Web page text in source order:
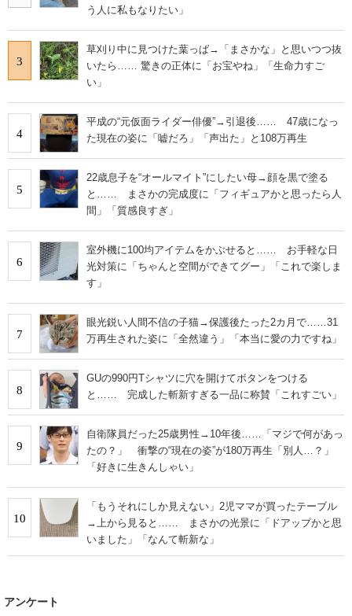
う人に私もなりたい」
3
草刈り中に見つけた葉っぱ→「まさかな」と思いつつ抜
いたら…… 驚きの正体に「お宝やね」「生命力すご
い」
4
平成の“元仮面ライダー俳優”→引退後…… 47歳になっ
た現在の姿に「嘘だろ」「声出た」と108万再生
5
22歳息子を“オールマイト”にしたい母→顔を黒で塗る
と…… まさかの完成度に「フィギュアかと思ったら人
間」「質感良すぎ」
6
室外機に100均アイテムをかぶせると…… お手軽な日
光対策に「ちゃんと空間ができてグー」「これで楽しま
す」
7
眼光鋭い人間不信の子猫→保護後たった2カ月で……31
万再生された姿に「全然違う」「本当に愛の力ですね」
8
GUの990円Tシャツに穴を開けてボタンをつける
と…… 完成した斬新すぎる一品に称賛「これすごい」
9
自衛隊員だった25歳男性→10年後……「マジで何があっ
たの？」 衝撃の“現在の姿”が180万再生「別人…？」
「好きに生きんしゃい」
10
「もうそれにしか見えない」2児ママが買ったテーブル
→上から見ると…… まさかの光景に「ドアップかと思
いました」「なんて斬新な」
アンケート